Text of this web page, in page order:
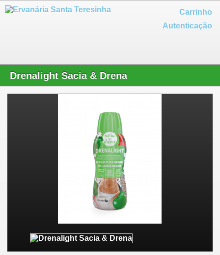
Carrinho
Autenticação
Drenalight Sacia & Drena